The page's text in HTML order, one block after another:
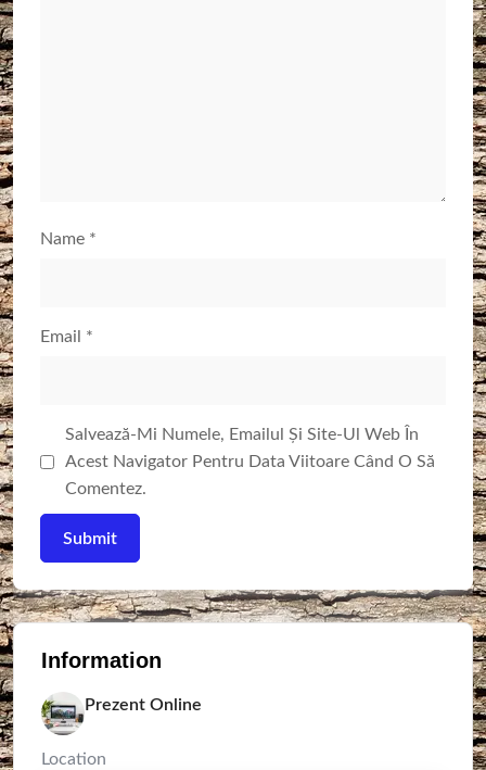
Name *
Email *
Salvează-Mi Numele, Emailul Și Site-Ul Web În
Acest Navigator Pentru Data Viitoare Când O Să
Comentez.
Information
Prezent Online
Location